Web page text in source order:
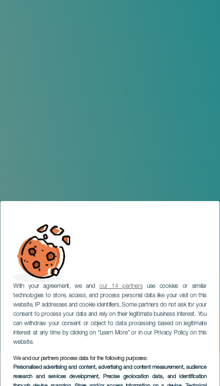
With your agreement, we andour 14 partnersuse cookies or similar
technologies to store, access, and process personal data like your visit on this
website, IP addresses and cookie identifiers. Some partners do not ask for your
consent to process your data and rely on their legitimate business interest. You
can withdraw your consent or object to data processing based on legitimate
interest at any time by clicking on “Learn More” or in our Privacy Policy on this
website.
We and our partners process data for the following purposes:
Personalised advertising and content, advertising and content measurement, audience
research and services development, Precise geolocation data, and identification
Sylvie Hernández. Magua
GRAN CANARIA
Imagen
Listado